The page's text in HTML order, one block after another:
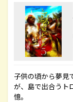
子供の頃から夢見
が、島で出合うト
憶。